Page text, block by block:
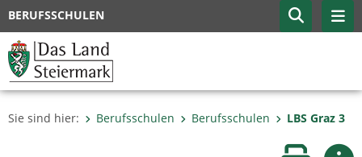
BERUFSSCHULEN
Sie sind hier: Berufsschulen Berufsschulen LBS Graz 3